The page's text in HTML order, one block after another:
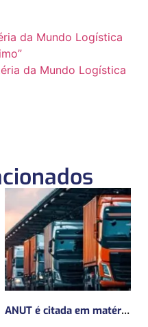
da Mundo Logística
da Mundo Logística
ANUT é citada em matéria da Mundo Logística sobre a MP do Frete